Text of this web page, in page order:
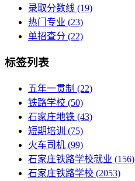
录取分数线 (19)
热门专业 (23)
单招查分 (22)
标签列表
五年一贯制 (22)
铁路学校 (50)
石家庄地铁 (43)
短期培训
(75)
火车司机 (99)
石家庄铁路学校就业 (156)
石家庄铁路学校 (2053)